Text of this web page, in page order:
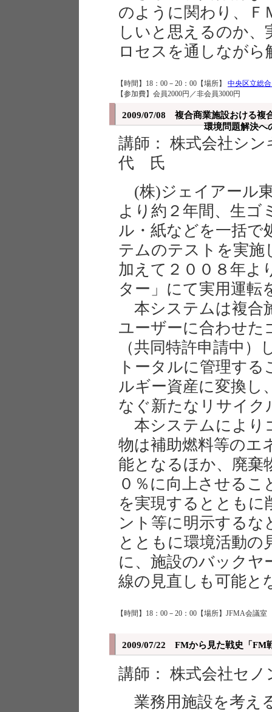
のように関わり、Ｆ
しいと思えるのか
ロセスを通しながら
【時間】18：00－20：00【場所】 中央区立総
【参加費】会員2000円／非会員3000円
2009/07/08 複合商業施設おける複
環境問題解決への
講師： 株式会社シ
代 氏
(株)ジェイアール
より約２年間、生ゴ
ル・紙などを一括で
テムのテストを実施
加えて２００８年よ
ター」にて実用運転
本システムは複合
ユーザーに合わせた
（共同特許申請中
トータルに管理す
ルギー資産に変換し
なぐ新たなリサイク
本システムにより
物は補助燃料等のエ
能となるほか、廃棄
０％に向上させるこ
を実現するとともに
ント等に明示するな
とともに環境活動の
に、施設のバックヤ
線の見直しも可能と
【時間】18：00－20：00【場所】JFMA会議
2009/07/22 FMから見た戦史「FM
講師： 株式会社
業務用施設を考え